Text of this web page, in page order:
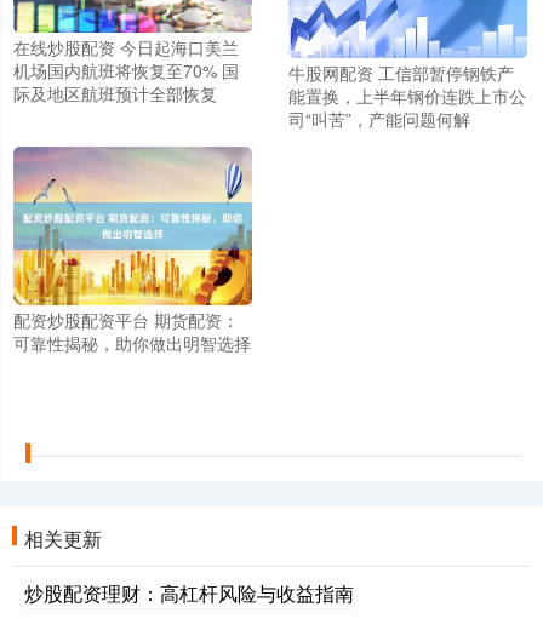
在线炒股配资 今日起海口美兰
机场国内航班将恢复至70% 国
际及地区航班预计全部恢复
牛股网配资 工信部暂停钢铁产
能置换，上半年钢价连跌上市公
司“叫苦”，产能问题何解
配资炒股配资平台 期货配资：
可靠性揭秘，助你做出明智选择
相关更新
炒股配资理财：高杠杆风险与收益指南